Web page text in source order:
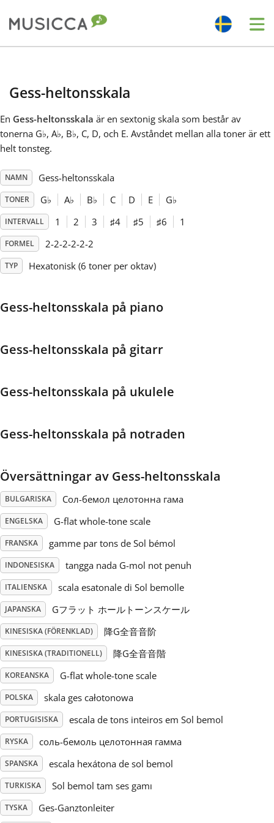
Dansk
Deutsch
English
Polski
Русский
Svenska
Tiếng Việt
Українська
简体中文
繁體中文
Gess-heltonsskala
En Gess-heltonsskala är en sextonig skala som består av
tonerna G♭, A♭, B♭, C, D, och E. Avståndet mellan alla toner är ett
helt tonsteg.
NAMN Gess-heltonsskala
TONER G♭ A♭ B♭ C D E G♭
INTERVALL 1 2 3 ♯4 ♯5 ♯6 1
FORMEL 2-2-2-2-2-2
TYP Hexatonisk (6 toner per oktav)
Gess-heltonsskala på piano
Gess-heltonsskala på gitarr
Gess-heltonsskala på ukulele
Gess-heltonsskala på notraden
Översättningar av Gess-heltonsskala
BULGARISKA Сол-бемол целотонна гама
ENGELSKA G-flat whole-tone scale
FRANSKA gamme par tons de Sol bémol
INDONESISKA tangga nada G-mol not penuh
ITALIENSKA scala esatonale di Sol bemolle
JAPANSKA Gフラット ホールトーンスケール
KINESISKA (FÖRENKLAD) 降G全音音阶
KINESISKA (TRADITIONELL) 降G全音音階
KOREANSKA G-flat whole-tone scale
POLSKA skala ges całotonowa
PORTUGISISKA escala de tons inteiros em Sol bemol
RYSKA соль-бемоль целотонная гамма
SPANSKA escala hexátona de sol bemol
TURKISKA Sol bemol tam ses gamı
TYSKA Ges-Ganztonleiter